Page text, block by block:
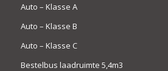
Auto – Klasse A
Auto – Klasse B
Auto – Klasse C
Bestelbus laadruimte 5,4m3